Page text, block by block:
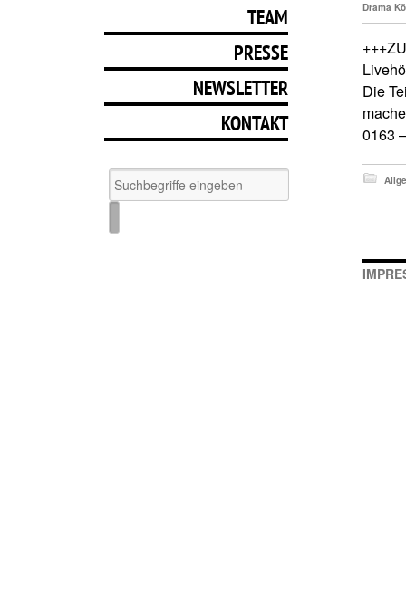
TEAM
PRESSE
NEWSLETTER
KONTAKT
Drama
Die
0163